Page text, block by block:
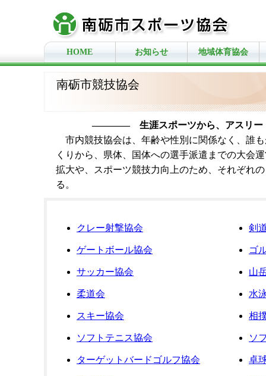
HOME お知らせ 地域体育協会
南砺市競技協会
―――― 生涯スポーツから、アスリ
市内競技協会は、年齢や性別に関係なく、誰
くりから、県体、国体への選手派遣までの大会
拡大や、スポーツ競技力向上のため、それぞれ
る。
クレー射撃協会
ゲートボール協会
サッカー協会
柔道会
スキー協会
ソフトテニス協会
ターゲットバードゴルフ協会
剣
ゴ
山
水
相
ソ
卓